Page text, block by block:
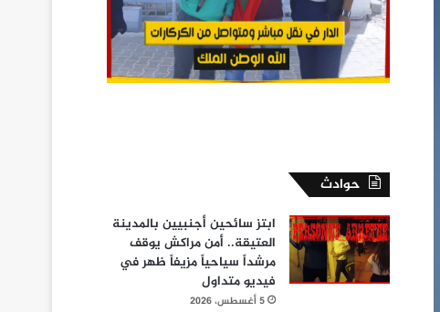
حوادث
ابتز سائحين أجنبيين بالمدينة
العتيقة.. أمن مراكش يوقف
مرشداً سياحياً مزيفاً ظهر في
فيديو متداول
5 أغسطس، 2026